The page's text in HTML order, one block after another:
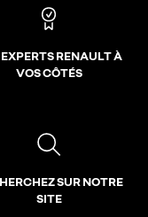
EXPERTS RENAULT À
VOS CÔTÉS
SUR NOTRE
SITE